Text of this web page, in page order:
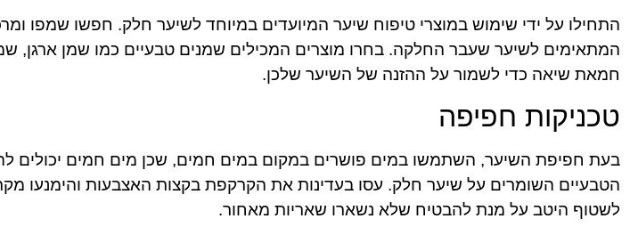
התחילו על ידי שימוש במוצרי טיפוח שיער המיועדים במיוחד לשיער חלק. חפשו שמפו
המתאימים לשיער שעבר החלקה. בחרו מוצרים המכילים שמנים טבעיים כמו שמן ארגן,
חמאת שיאה כדי לשמור על ההזנה של השיער שלכן.
טכניקות חפיפה
בעת חפיפת השיער, השתמשו במים פושרים במקום במים חמים, שכן מים חמים יכולים
הטבעיים השומרים על שיער חלק. עסו בעדינות את הקרקפת בקצות האצבעות והימנעו
לשטוף היטב על מנת להבטיח שלא נשארו שאריות מאחור.